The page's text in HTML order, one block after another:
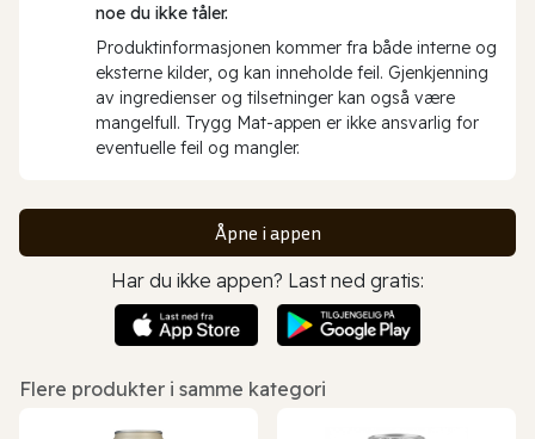
noe du ikke tåler.
Produktinformasjonen kommer fra både interne og
eksterne kilder, og kan inneholde feil. Gjenkjenning
av ingredienser og tilsetninger kan også være
mangelfull. Trygg Mat-appen er ikke ansvarlig for
eventuelle feil og mangler.
Åpne i appen
Har du ikke appen? Last ned gratis:
Flere produkter i samme kategori